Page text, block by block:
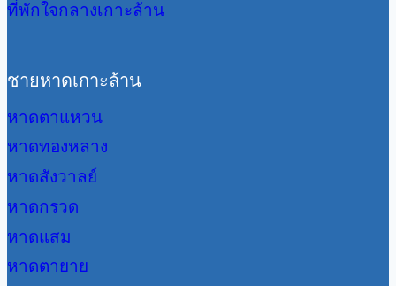
ที่พักใจกลางเกาะล้าน
ชายหาดเกาะล้าน
หาดตาแหวน
หาดทองหลาง
หาดสังวาลย์
หาดกรวด
หาดแสม
หาดตายาย